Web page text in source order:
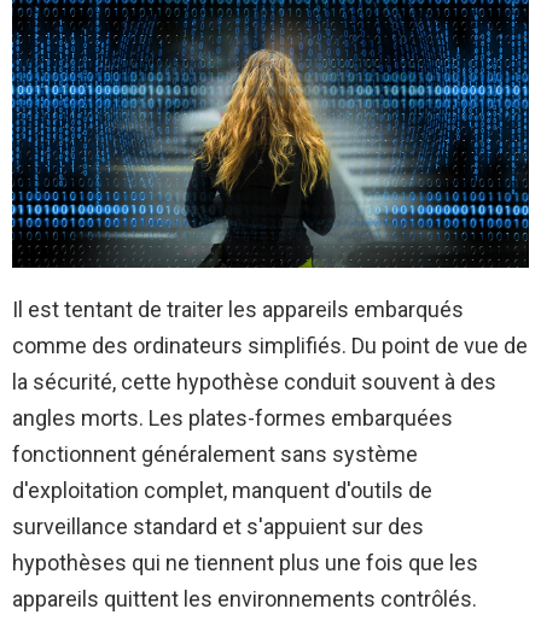
Il est tentant de traiter les appareils embarqués
comme des ordinateurs simplifiés. Du point de vue de
la sécurité, cette hypothèse conduit souvent à des
angles morts. Les plates-formes embarquées
fonctionnent généralement sans système
d'exploitation complet, manquent d'outils de
surveillance standard et s'appuient sur des
hypothèses qui ne tiennent plus une fois que les
appareils quittent les environnements contrôlés.